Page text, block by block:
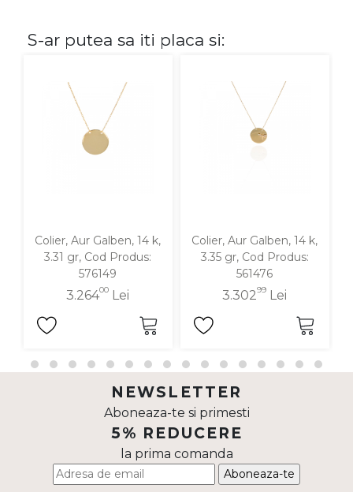
Cu pietre
S-ar putea sa iti placa si:
Colier, Aur Galben, 14 k,
3.31 gr, Cod Produs:
576149
3.26400 Lei
Colier, Aur Galben, 14 k,
3.35 gr, Cod Produs:
561476
3.30299 Lei
NEWSLETTER
Aboneaza-te si primesti
5% REDUCERE
la prima comanda
Aboneaza-te